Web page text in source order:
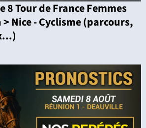
8 Tour de France Femmes
Nice - Cyclisme (parcours,